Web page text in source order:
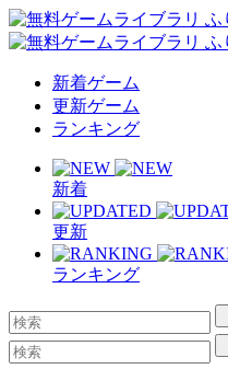
新着ゲーム
更新ゲーム
ランキング
新着
更新
ランキング